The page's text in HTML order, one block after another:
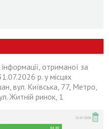
отриманої за
р. у місцях
вул. Київська, 77, Метро,
Житній ринок, 1